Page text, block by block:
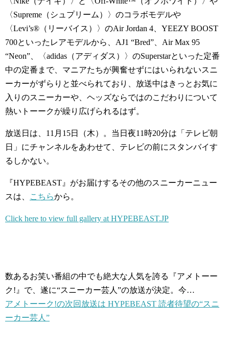
〈Supreme（シュプリーム）〉のコラボモデルや
〈Levi’s®️（リーバイス）〉のAir Jordan 4、YEEZY BOOST
700といったレアモデルから、AJ1 “Bred”、Air Max 95
“Neon”、〈adidas（アディダス）〉のSuperstarといった定番
中の定番まで、マニアたちが興奮せずにはいられないスニ
ーカーがずらりと並べられており、放送中はきっとお気に
入りのスニーカーや、ヘッズならではのこだわりについて
熱いトーークが繰り広げられるはず。
放送日は、11月15日（木）。当日夜11時20分は「テレビ朝
日」にチャンネルをあわせて、テレビの前にスタンバイす
るしかない。
『HYPEBEAST』がお届けするその他のスニーカーニュー
スは、
こちらから。
Click here to view full gallery at HYPEBEAST.JP
数あるお笑い番組の中でも絶大な人気を誇る『アメトーー
ク!』で、遂に“スニーカー芸人”の放送が決定。今…
アメトーーク!の次回放送は HYPEBEAST 読者待望の“スニ
ーカー芸人”